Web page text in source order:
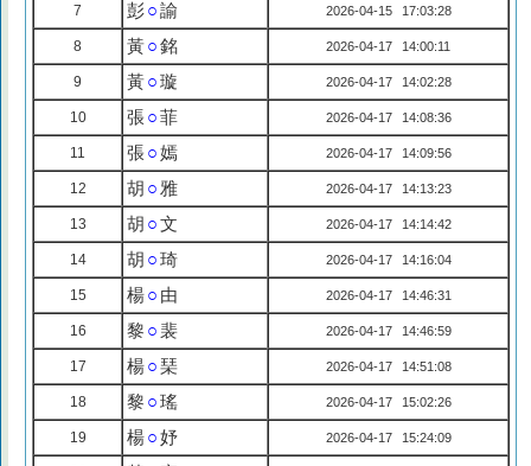
7 彭○諭 2026-04-15 17:03:28
8 黃○銘 2026-04-17 14:00:11
9 黃○璇 2026-04-17 14:02:28
10 張○菲 2026-04-17 14:08:36
11 張○嫣 2026-04-17 14:09:56
12 胡 ○ 雅 2026-04-17 14:13:23
13 胡 ○文 2026-04-17 14:14:42
14 胡 ○琦 2026-04-17 14:16:04
15 楊○ 由 2026-04-17 14:46:31
16 黎 ○ 裴 2026-04-17 14:46:59
17 楊○琹 2026-04-17 14:51:08
18 黎 ○瑤 2026-04-17 15:02:26
19 楊○妤 2026-04-17 15:24:09